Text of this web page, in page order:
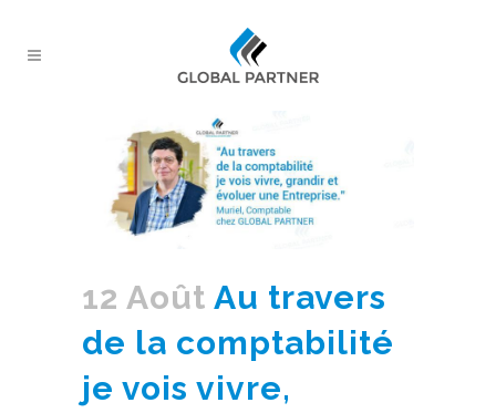
12 Août Au travers
de la comptabilité
je vois vivre,